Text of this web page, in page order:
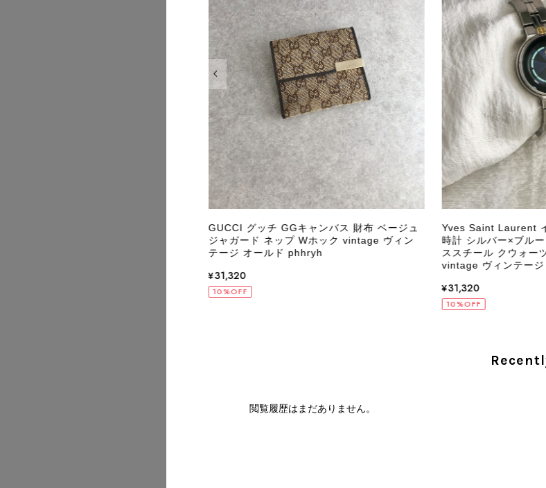
2026/07/30
この度はご購入いただき、
き、また迅速にお届けでき
た」とのお言葉をいただき
永くご愛用いただけました
軽にご相談ください。 また
PRADA プラダ VITELLO PHENIX ショルダーバッグ ブラウン ロゴ レザー 2WAY BL0805 vintage ヴィンテージ オールド 2rpjby
2026/07/23
GUCCI グッチ GGキャンバス 財布 ベージュ
ジャガード ネップ Wホック vintage ヴィン
テージ オールド phhryh
¥31,320
10%OFF
Yves Saint Laurent
時計 シルバー×ブル
ススチール クウォー
vintage ヴィンテー
¥31,320
10%OFF
閲覧履歴はまだありません。